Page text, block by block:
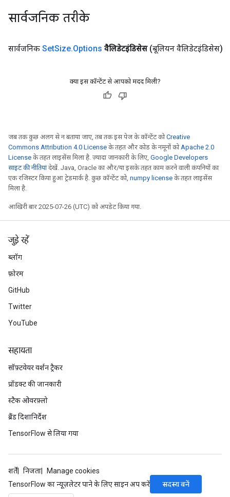
सार्वजनिक तरीके
सार्वजनिक SetSize.Options वैलिडेटइंडिसेस (बूलियन वैलिडेटइंडिसेस)
क्या इस कॉन्टेंट से आपको मदद मिली?
जब तक कुछ अलग से न बताया जाए, तब तक इस पेज के कॉन्टेंट कोCreative
Commons Attribution 4.0 License के तहत और कोड के नमूनों कोApache 2.0
License के तहत लाइसेंस मिला है. ज़्यादा जानकारी के लिए, Google Developers
साइट की नीतियांदेखें. Java, Oracle का और/या इसके तहत काम करने वाली कंपनियों का
एक रजिस्टर किया हुआ ट्रेडमार्क है. कुछ कॉन्टेंट को, numpy license के तहत लाइसेंस
मिला है.
आखिरी बार 2025-07-26 (UTC) को अपडेट किया गया.
जुड़े रहें
ब्लॉग
फ़ोरम
GitHub
Twitter
YouTube
सहायता
सॉफ़्टवेयर वर्शन ट्रैकर
प्रॉडक्ट की जानकारी
स्टैक ओवरफ़्लो
ब्रैंड दिशानिर्देश
TensorFlow से लिया गया
शर्तें निजता
Manage cookies
TensorFlow का न्यूज़लेटर पाने के लिए साइन अप करें
सदस्य बनें